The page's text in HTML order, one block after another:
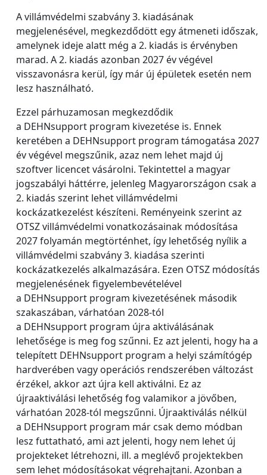
A villámvédelmi szabvány 3. kiadásának
megjelenésével, megkezdődött egy átmeneti időszak,
amelynek ideje alatt még a 2. kiadás is érvényben
marad. A 2. kiadás azonban 2027 év végével
visszavonásra kerül, így már új épületek esetén nem
lesz használható.
Ezzel párhuzamosan megkezdődik
a DEHNsupport program kivezetése is. Ennek
keretében a DEHNsupport program támogatása 2027
év végével megszűnik, azaz nem lehet majd új
szoftver licencet vásárolni. Tekintettel a magyar
jogszabályi háttérre, jelenleg Magyarországon csak a
2. kiadás szerint lehet villámvédelmi
kockázatkezelést készíteni. Reményeink szerint az
OTSZ villámvédelmi vonatkozásainak módosítása
2027 folyamán megtörténhet, így lehetőség nyílik a
villámvédelmi szabvány 3. kiadása szerinti
kockázatkezelés alkalmazására. Ezen OTSZ módosítás
megjelenésének figyelembevételével
a DEHNsupport program kivezetésének második
szakaszában, várhatóan 2028-tól
a DEHNsupport program újra aktiválásának
lehetősége is meg fog szűnni. Ez azt jelenti, hogy ha a
telepített DEHNsupport program a helyi számítógép
hardverében vagy operációs rendszerében változást
érzékel, akkor azt újra kell aktiválni. Ez az
újraaktiválási lehetőség fog valamikor a jövőben,
várhatóan 2028-tól megszűnni. Újraaktiválás nélkül
a DEHNsupport program már csak demo módban
lesz futtatható, ami azt jelenti, hogy nem lehet új
projekteket létrehozni, ill. a meglévő projektekben
sem lehet módosításokat végrehajtani. Azonban a